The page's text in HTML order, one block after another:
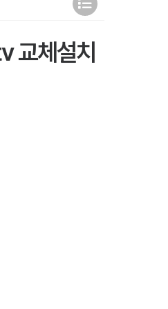
교체설치